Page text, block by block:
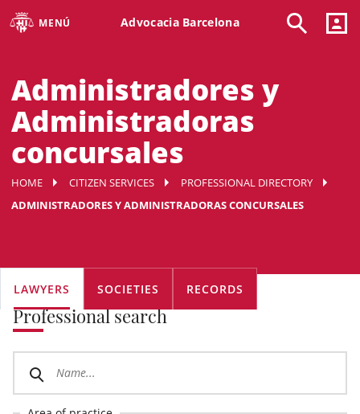
MENÚ Advocacia Barcelona
Administradores y
Administradoras
concursales
HOME CITIZEN SERVICES
PROFESSIONAL DIRECTORY
ADMINISTRADORES Y ADMINISTRADORAS CONCURSALES
Professional search
LAWYERS SOCIETIES RECORDS